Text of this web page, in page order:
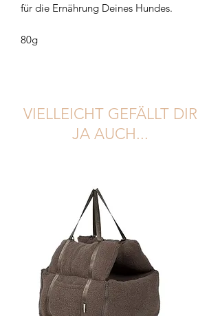
für die Ernährung Deines Hundes.
80g
VIELLEICHT GEFÄLLT DIR
JA AUCH...